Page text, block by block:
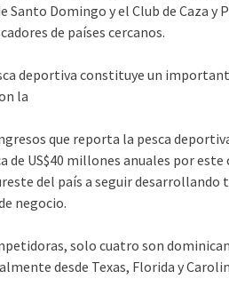
Domingo y el Club de Caza y
de países cercanos.
deportiva constituye un
la
que reporta la pesca
de US$40 millones anuales por
del país a seguir desarrollando
negocio.
solo cuatro son
desde Texas, Florida y